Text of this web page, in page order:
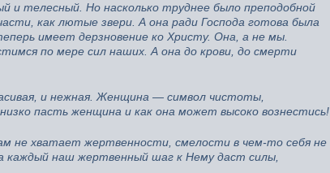
телесный. Но насколько труднее было преподобной
как лютые звери. А она ради Господа готова была
имеет дерзновение ко Христу. Она, а не мы.
по мере сил наших. А она до крови, до смерти
и нежная. Женщина — символ чистоты,
пасть женщина и как она может высоко вознестись!
не хватает жертвенности, смелости в чем-то себя не
каждый наш жертвенный шаг к Нему даст силы,